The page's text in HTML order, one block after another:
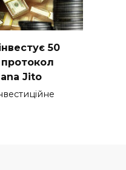
50
протокол
Jito